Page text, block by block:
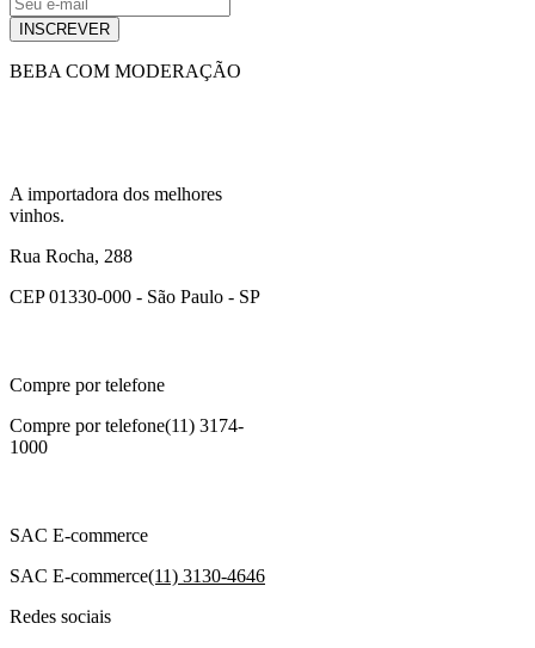
INSCREVER
BEBA COM MODERAÇÃO
A importadora dos melhores
vinhos.
Rua Rocha, 288
CEP 01330-000 - São Paulo - SP
Compre por telefone
Compre por telefone(11) 3174-
1000
SAC E-commerce
SAC E-commerce(11) 3130-4646
Redes sociais